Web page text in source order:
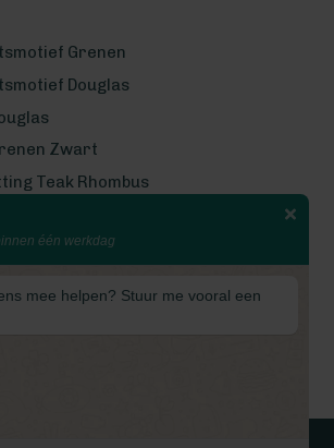
bouwvak! Van 7
is
Grenen
Douglas
Zwart
Teak Rhombus
eerlijke
houtsoorten
één werkdag
mee helpen? Stuur me vooral een